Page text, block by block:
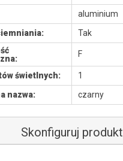
aluminium
Tak
F
świetlnych:
1
nazwa:
czarny
Skonfiguruj produkt